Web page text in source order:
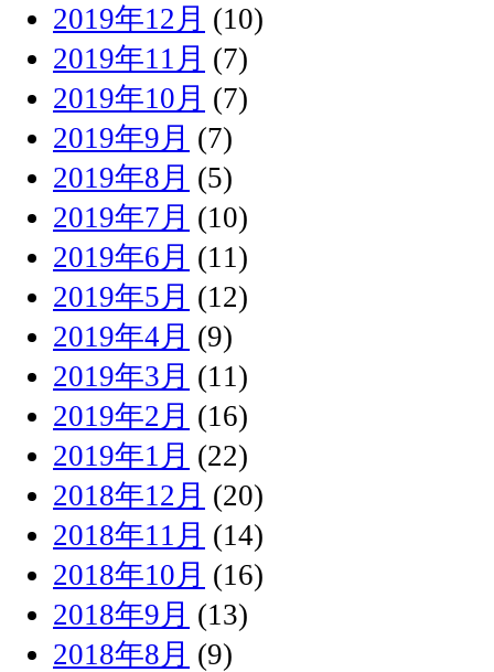
2019年12月 (10)
2019年11月 (7)
2019年10月 (7)
2019年9月 (7)
2019年8月 (5)
2019年7月 (10)
2019年6月 (11)
2019年5月 (12)
2019年4月 (9)
2019年3月 (11)
2019年2月 (16)
2019年1月 (22)
2018年12月 (20)
2018年11月 (14)
2018年10月 (16)
2018年9月 (13)
2018年8月 (9)